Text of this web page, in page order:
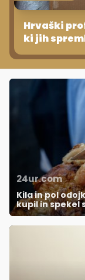
Hrvaški
ki jih
24ur.com
Kila in pol
kupil in spekel